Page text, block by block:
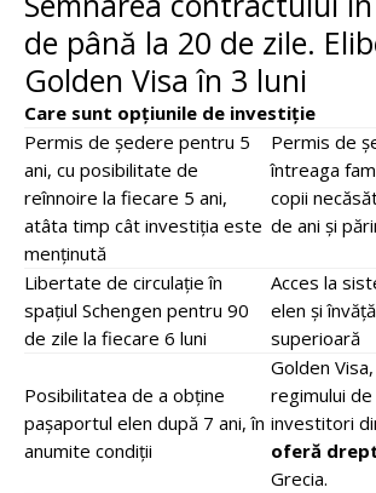
de până la 20 de zile.
Golden Visa în 3 luni
Care sunt opțiunile de investiție
Permis de ședere pentru 5
ani, cu posibilitate de
reînnoire la fiecare 5 ani,
atâta timp cât investiția este
menținută
Permis de
întreaga
copii
de ani și
Libertate de circulație în
spațiul Schengen pentru 90
de zile la fiecare 6 luni
Acces la
elen și
superioară
Posibilitatea de a obține
pașaportul elen după 7 ani, în
anumite condiții
Golden
regimului
investitori
oferă
Grecia.